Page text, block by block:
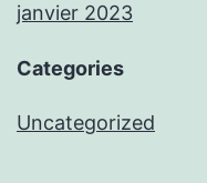
janvier 2023
Categories
Uncategorized